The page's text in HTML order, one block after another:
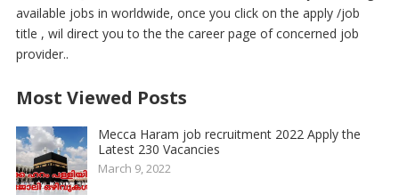
available jobs in worldwide, once you click on the apply /job
title , wil direct you to the the career page of concerned job
provider..
Most Viewed Posts
Mecca Haram job recruitment 2022 Apply the
Latest 230 Vacancies
March 9, 2022